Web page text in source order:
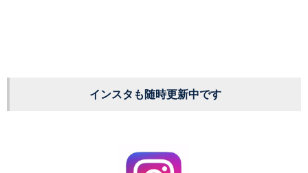
インスタも随時更新中です